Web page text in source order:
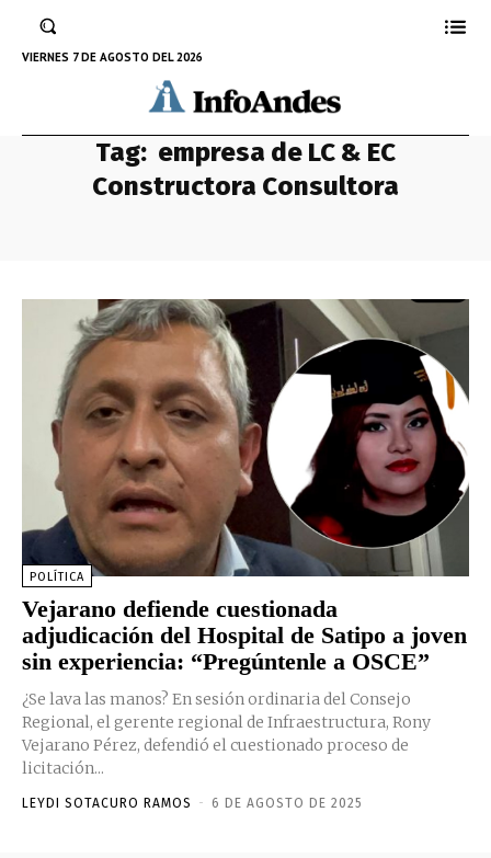
VIERNES 7 DE AGOSTO DEL 2026
Tag: empresa de LC & EC
Constructora Consultora
POLÍTICA
Vejarano defiende cuestionada
adjudicación del Hospital de Satipo a joven
sin experiencia: “Pregúntenle a OSCE”
¿Se lava las manos? En sesión ordinaria del Consejo
Regional, el gerente regional de Infraestructura, Rony
Vejarano Pérez, defendió el cuestionado proceso de
licitación...
LEYDI SOTACURO RAMOS - 6 DE AGOSTO DE 2025